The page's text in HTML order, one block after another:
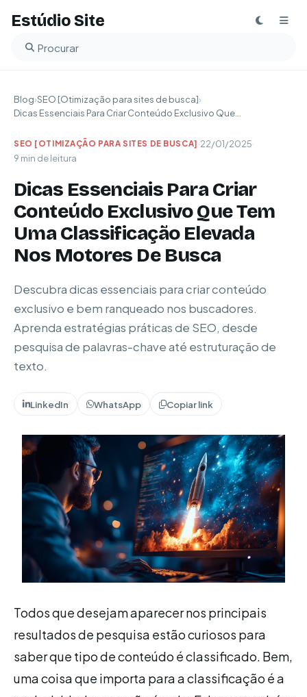
Estúdio Site
Buscar no blog
Blog›SEO [Otimização para sites de busca]›
Dicas Essenciais Para Criar Conteúdo Exclusivo Que...
SEO [OTIMIZAÇÃO PARA SITES DE BUSCA] ·22/01/2025·
9 min de leitura
Dicas Essenciais Para Criar
Conteúdo Exclusivo Que Tem
Uma Classificação Elevada
Nos Motores De Busca
Descubra dicas essenciais para criar conteúdo
exclusivo e bem ranqueado nos buscadores.
Aprenda estratégias práticas de SEO, desde
pesquisa de palavras-chave até estruturação de
texto.
LinkedIn WhatsApp Copiar link
Todos que desejam aparecer nos principais
resultados de pesquisa estão curiosos para
saber que tipo de conteúdo é classificado. Bem,
uma coisa que importa para a classificação é a